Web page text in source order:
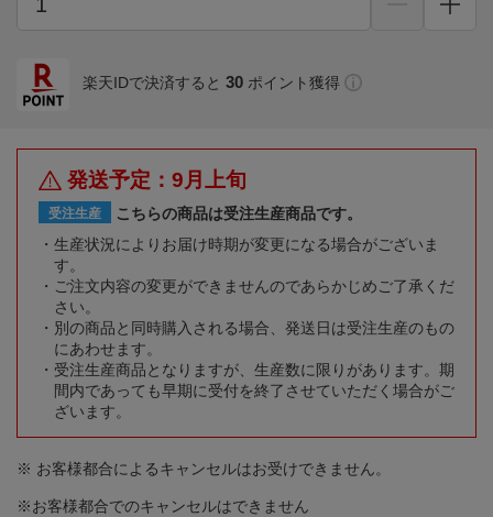
楽天IDで決済すると 30 ポイント獲得
発送予定：9月上旬
受注生産
こちらの商品は受注生産商品です。
生産状況によりお届け時期が変更になる場合がございま
す。
ご注文内容の変更ができませんのであらかじめご了承くだ
さい。
別の商品と同時購入される場合、発送日は受注生産のもの
にあわせます。
受注生産商品となりますが、生産数に限りがあります。期
間内であっても早期に受付を終了させていただく場合がご
ざいます。
※ お客様都合によるキャンセルはお受けできません。
※お客様都合でのキャンセルはできません